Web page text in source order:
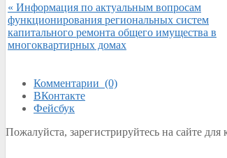
« Информация по актуальным вопросам
функционирования региональных систем
капитального ремонта общего имущества в
многоквартирных домах
Комментарии (0)
ВКонтакте
Фейсбук
Пожалуйста, зарегистрируйтесь на сайте